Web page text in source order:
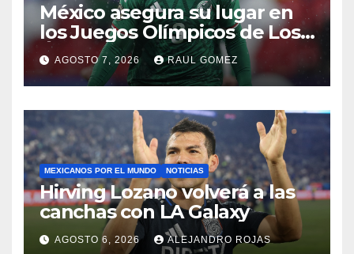
México asegura su lugar en
los Juegos Olímpicos de Los
Ángeles 2028
AGOSTO 7, 2026 RAUL GOMEZ
MEXICANOS POR EL MUNDO NOTICIAS
Hirving Lozano volverá a las
canchas con LA Galaxy
AGOSTO 6, 2026 ALEJANDRO ROJAS